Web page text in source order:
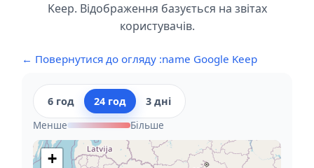
Keep. Відображення базується на звітах
користувачів.
← Повернутися до огляду :name Google Keep
6 год 24 год
3 дні
Менше
Більше
+